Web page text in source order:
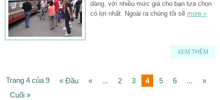
dàng, với nhiều mức giá cho bạn lựa chọn
có lợi nhất. Ngoài ra chúng tôi sẽ more »
XEM THÊM
Trang 4 của 9 « Đầu « ... 2 3 4 5 6 ...
»
Cuối »